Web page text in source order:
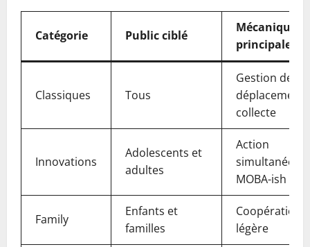
Catégorie Public ciblé
Mécanique
principale
Classiques Tous
Gestion de
déplacement,
collecte
Innovations
Adolescents et
adultes
Action
simultanée /
MOBA-ish
Family
Enfants et
familles
Coopération
légère